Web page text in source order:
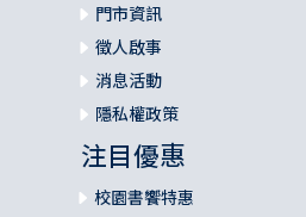
門市資訊
徵人啟事
消息活動
隱私權政策
注目優惠
校園書饗特惠